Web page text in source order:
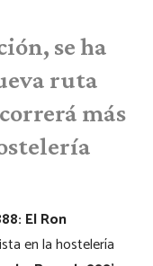
se ha
ruta
más
El Ron
en la hostelería